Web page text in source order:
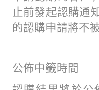
止前發起認購通
的認購申請將不
公佈中籤時間